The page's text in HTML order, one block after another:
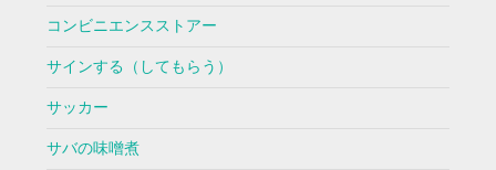
コンビニエンスストアー
サインする（してもらう）
サッカー
サバの味噌煮